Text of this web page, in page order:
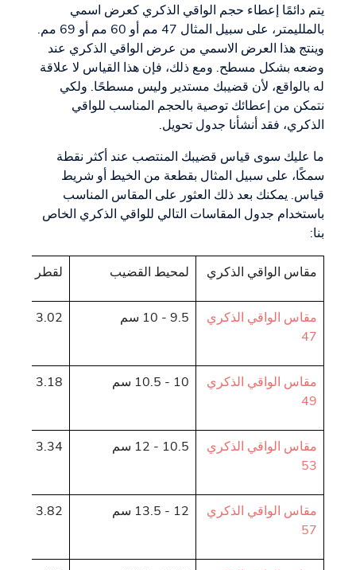
يتم دائمًا إعطاء حجم الواقي الذكري كعرض اسمي
بالملليمتر، على سبيل المثال 47 مم أو 60 مم أو 69 مم.
وينتج هذا العرض الاسمي من عرض الواقي الذكري عند
وضعه بشكل مسطح. ومع ذلك، فإن هذا القياس لا علاقة
له بالواقع، لأن قضيبك مستدير وليس مسطحًا. ولكي
نتمكن من إعطائك توصية بالحجم المناسب للواقي
الذكري، فقد أنشأنا جدول تحويل.
ما عليك سوى قياس قضيبك المنتصب عند أكثر نقطة
سمكًا، على سبيل المثال بقطعة من الخيط أو شريط
قياس. يمكنك بعد ذلك العثور على المقاس المناسب
باستخدام جدول المقاسات التالي للواقي الذكري الخاص
بنا:
مقاس الواقي الذكري لمحيط القضيب لقطر
مقاس الواقي الذكري
47
9.5 - 10 سم 3.02 - 3.18 سم
مقاس الواقي الذكري
49
10 - 10.5 سم 3.18 - 3.34 سم
مقاس الواقي الذكري
53
10.5 - 12 سم 3.34 - 3.82 سم
مقاس الواقي الذكري
57
12 - 13.5 سم 3.82 - 4.3 سم